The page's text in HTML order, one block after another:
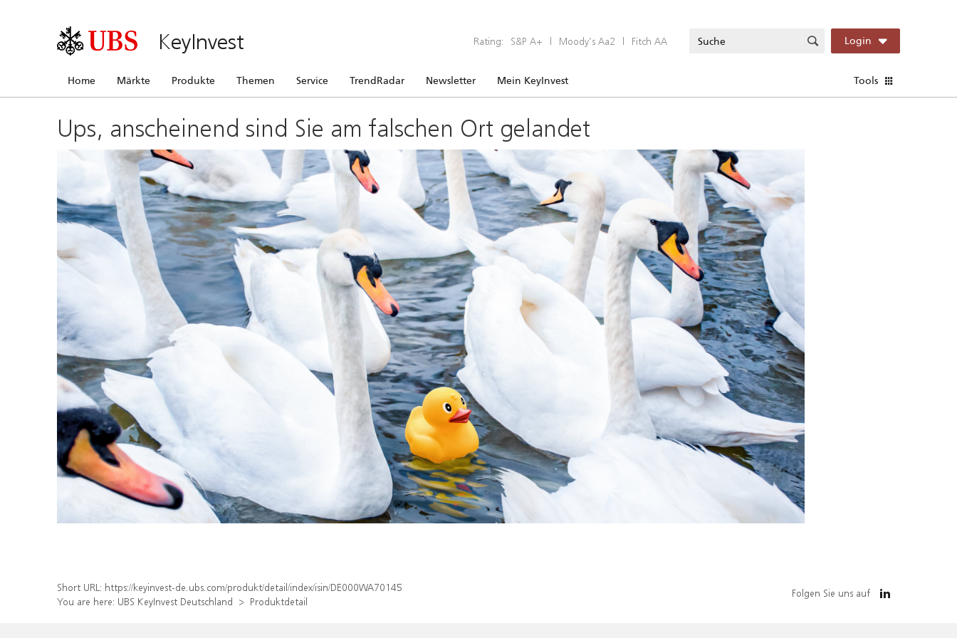
KeyInvest Rating: S&P A+ | Moody’s Aa2 | Fitch AA Login
Home Märkte Produkte Themen Service TrendRadar Newsletter Mein KeyInvest Tools
Ups, anscheinend sind Sie am falschen Ort gelandet
Short URL: https://keyinvest-de.ubs.com/produkt/detail/index/isin/DE000WA70145
You are here: UBS KeyInvest Deutschland Produktdetail
Folgen Sie uns auf